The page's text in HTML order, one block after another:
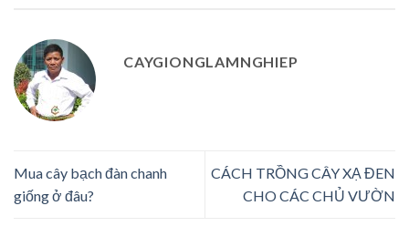
CAYGIONGLAMNGHIEP
Mua cây bạch đàn chanh
giống ở đâu?
CÁCH TRỒNG CÂY XẠ ĐEN
CHO CÁC CHỦ VƯỜN